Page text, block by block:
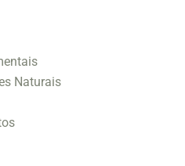
Naturais